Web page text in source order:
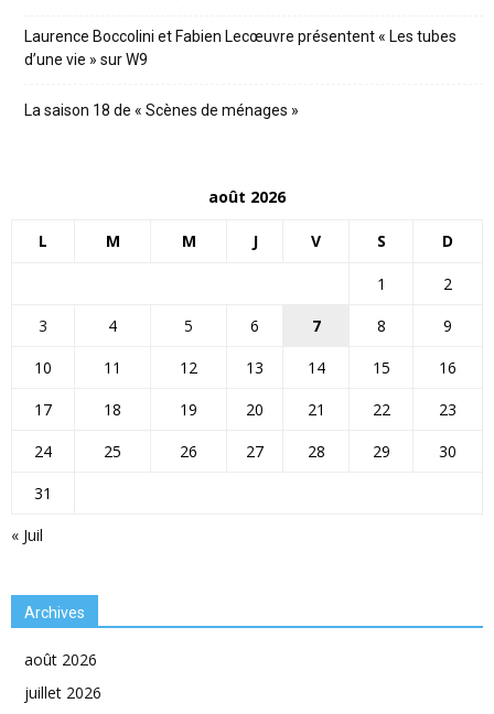
Laurence Boccolini et Fabien Lecœuvre présentent « Les tubes
d’une vie » sur W9
La saison 18 de « Scènes de ménages »
août 2026
L M M J V S D
« Juil
1
2
3
4 5 6 7 8
9
10
11 12 13 14 15
16
17
18 19 20 21 22
23
24
25 26 27 28 29
30
31
Archives
août 2026
juillet 2026